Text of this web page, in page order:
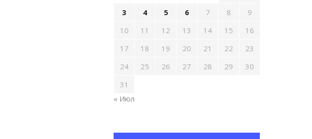
3
4 5 6 7 8
9
10
11 12 13 14 15
16
17
18 19 20 21 22
23
24
25 26 27 28 29
30
31
« Июл